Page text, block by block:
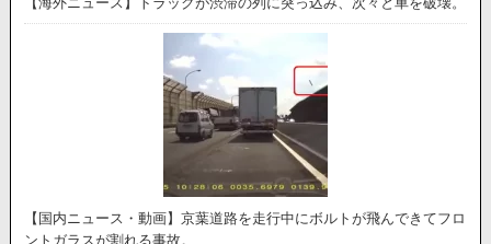
【国内ニュース・動画】京葉道路を走行中にボルトが飛んできてフロ
ントガラスが割れる事故。